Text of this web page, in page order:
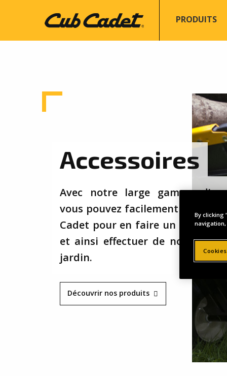
principal
Main
PRODUITS
Accessoires
Avec notre large gamme
vous pouvez facilement
Cadet pour en faire un
et ainsi effectuer de
jardin.
Découvrir nos produits
By clicking